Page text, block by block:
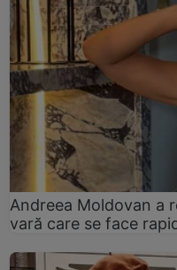
Andreea Moldovan a
vară care se face